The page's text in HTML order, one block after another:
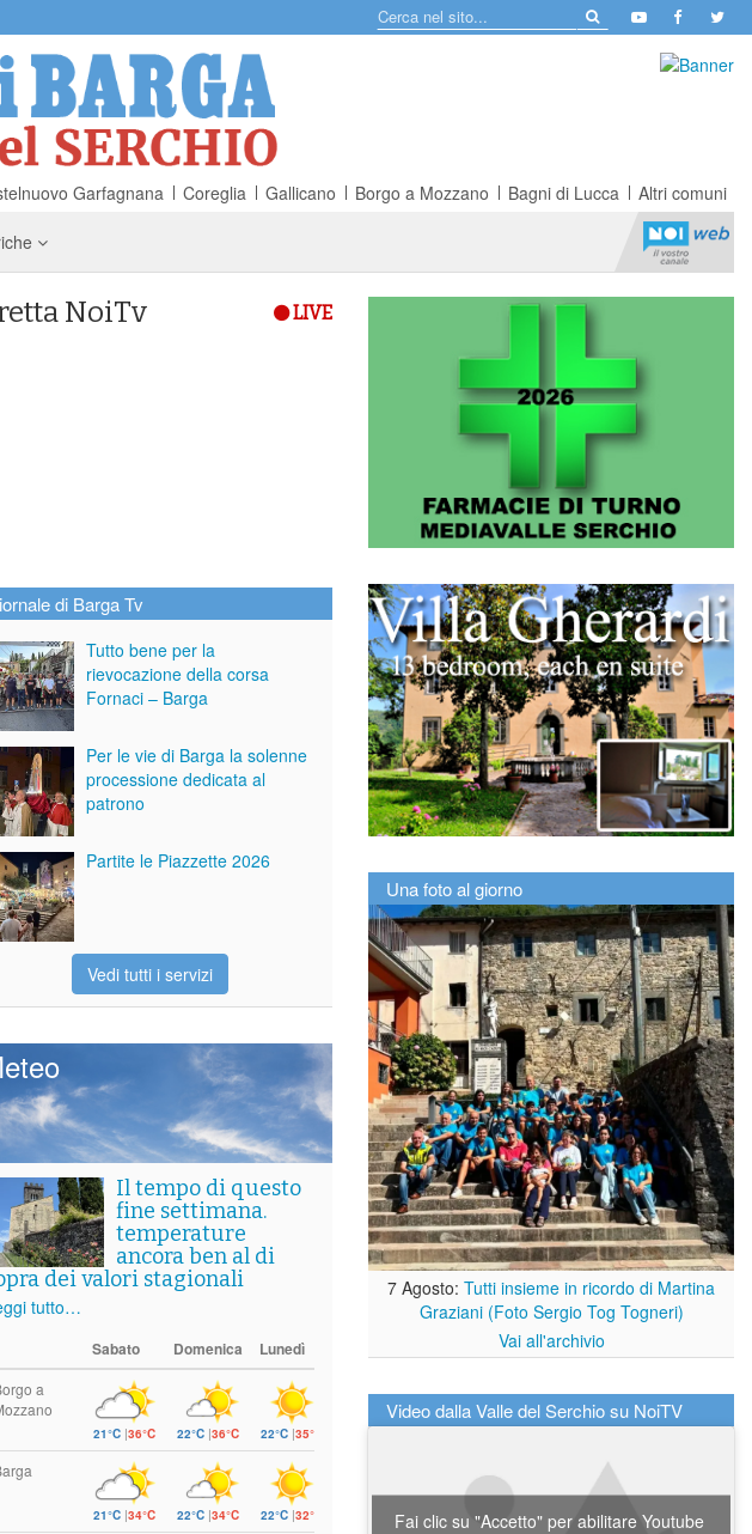
Garfagnana Coreglia Gallicano Borgo a Mozzano Bagni di Lucca Altri comuni
NoiTv LIVE
di Barga Tv
Tutto bene per la
rievocazione della corsa
Fornaci – Barga
Per le vie di Barga la solenne
processione dedicata al
patrono
Partite le Piazzette 2026
Vedi tutti i servizi
Il tempo di questo
fine settimana.
temperature
ancora ben al di
dei valori stagionali
tutto…
Sabato Domenica Lunedì
a
21°C |36°C 22°C |36°C 22°C |35°C
21°C |34°C 22°C |34°C 22°C |32°C
Una foto al giorno
7 Agosto: Tutti insieme in ricordo di Martina
Graziani (Foto Sergio Tog Togneri)
Vai all'archivio
Video dalla Valle del Serchio su NoiTV
Fai clic su "Accetto" per abilitare Youtube